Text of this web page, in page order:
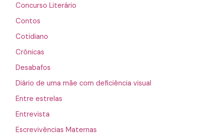
Concurso Literário
Contos
Cotidiano
Crônicas
Desabafos
Diário de uma mãe com deficiência visual
Entre estrelas
Entrevista
Escrevivências Maternas